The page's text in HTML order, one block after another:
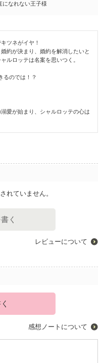
になれない王子様
ツネがイヤ！
約が決まり、婚約を解消したいと
ルロッテは名案を思いつく。
るのでは！？
愛が始まり、シャルロッテの心は
れていません。
く
レビューについて
感想ノートについて